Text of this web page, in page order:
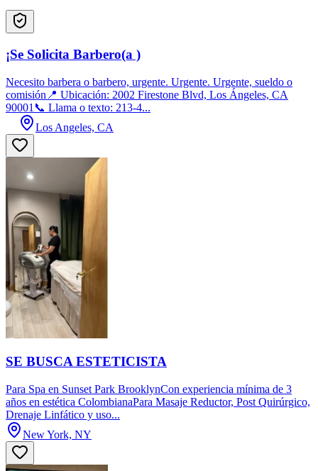
¡Se Solicita Barbero(a )
Necesito barbera o barbero, urgente. Urgente. Urgente, sueldo o
comisión📍 Ubicación: 2002 Firestone Blvd, Los Ángeles, CA
90001📞 Llama o texto: 213-4...
Los Angeles, CA
SE BUSCA ESTETICISTA
Para Spa en Sunset Park BrooklynCon experiencia mínima de 3
años en estética ColombianaPara Masaje Reductor, Post Quirúrgico,
Drenaje Linfático y uso...
New York, NY